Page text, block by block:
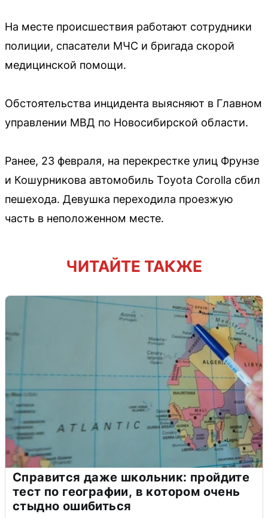
На месте происшествия работают сотрудники
полиции, спасатели МЧС и бригада скорой
медицинской помощи.
Обстоятельства инцидента выясняют в Главном
управлении МВД по Новосибирской области.
Ранее, 23 февраля, на перекрестке улиц Фрунзе
и Кошурникова автомобиль Toyota Corolla сбил
пешехода. Девушка переходила проезжую
часть в неположенном месте.
ЧИТАЙТЕ ТАКЖЕ
Справится даже школьник: пройдите
тест по географии, в котором очень
стыдно ошибиться